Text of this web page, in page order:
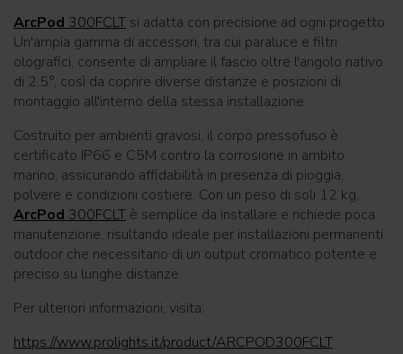
ArcPod 300FCLT si adatta con precisione ad ogni progetto.
Un'ampia gamma di accessori, tra cui paraluce e filtri
olografici, consente di ampliare il fascio oltre l'angolo nativo
di 2,5°, così da coprire diverse distanze e posizioni di
montaggio all'interno della stessa installazione.
Costruito per ambienti gravosi, il corpo pressofuso è
certificato IP66 e C5M contro la corrosione in ambito
marino, assicurando affidabilità in presenza di pioggia,
polvere e condizioni costiere. Con un peso di soli 12 kg,
ArcPod 300FCLT è semplice da installare e richiede poca
manutenzione, risultando ideale per installazioni permanenti
outdoor che necessitano di un output cromatico potente e
preciso su lunghe distanze.
Per ulteriori informazioni, visita:
https://www.prolights.it/product/ARCPOD300FCLT